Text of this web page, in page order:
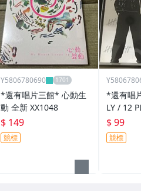
Y5806780690
*還有唱片三館* 心動生
動 全新 XX1048
$ 149
競標
*還有唱
LY / 12
44(需競
$ 99
競標